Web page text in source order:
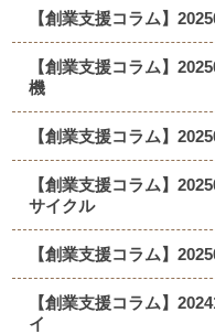
【創業支援コラム】
【創業支援コラム】
機
【創業支援コラム】
【創業支援コラム】
サイクル
【創業支援コラム】
【創業支援コラム】
イ